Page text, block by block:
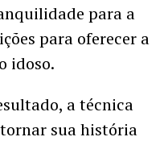
para a
para oferecer a
idoso.
a técnica
sua história